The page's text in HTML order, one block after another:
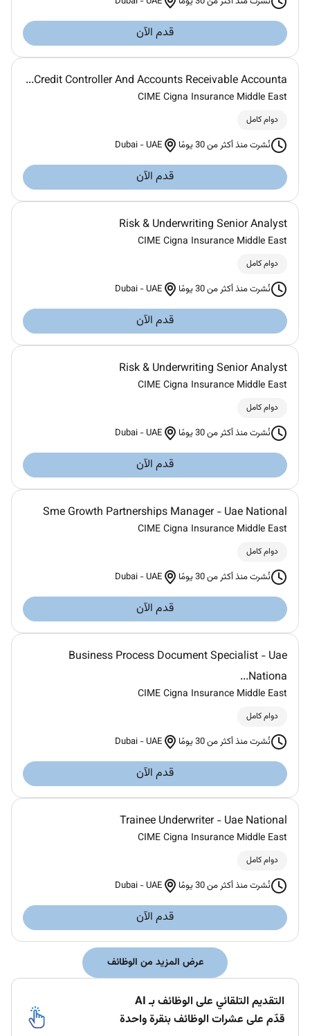
قدم الآن
Credit Controller And Accounts Receivable Accounta...
CIME Cigna Insurance Middle East
دوام كامل
نُشرت منذ أكثر من 30 يومًا Dubai -UAE
قدم الآن
Risk & Underwriting Senior Analyst
CIME Cigna Insurance Middle East
دوام كامل
نُشرت منذ أكثر من 30 يومًا Dubai -UAE
قدم الآن
Risk & Underwriting Senior Analyst
CIME Cigna Insurance Middle East
دوام كامل
نُشرت منذ أكثر من 30 يومًا Dubai -UAE
قدم الآن
Sme Growth Partnerships Manager - Uae National
CIME Cigna Insurance Middle East
دوام كامل
نُشرت منذ أكثر من 30 يومًا Dubai -UAE
قدم الآن
Business Process Document Specialist - Uae
Nationa...
CIME Cigna Insurance Middle East
دوام كامل
نُشرت منذ أكثر من 30 يومًا Dubai -UAE
قدم الآن
Trainee Underwriter - Uae National
CIME Cigna Insurance Middle East
دوام كامل
نُشرت منذ أكثر من 30 يومًا Dubai -UAE
قدم الآن
عرض المزيد من الوظائف
التقديم التلقائي على الوظائف بـ AI
قدّم على عشرات الوظائف بنقرة واحدة